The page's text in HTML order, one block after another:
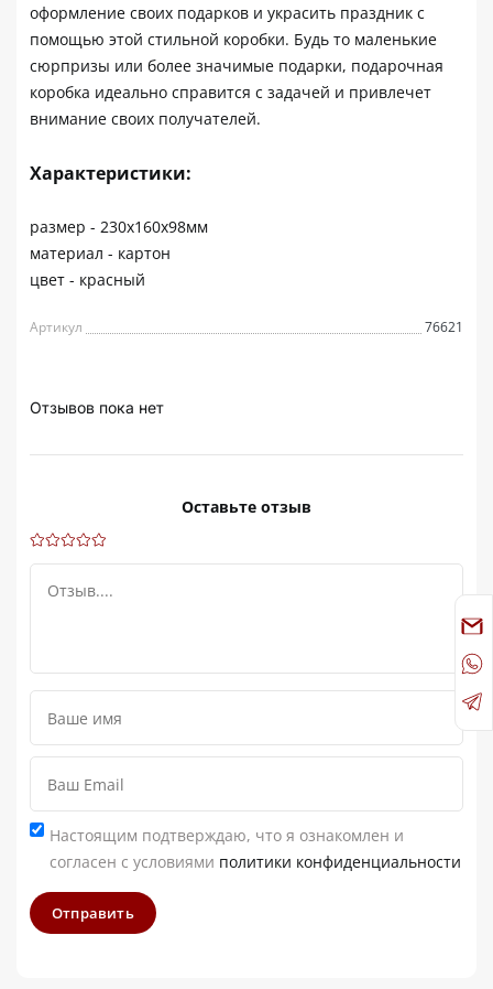
оформление своих подарков и украсить праздник с
помощью этой стильной коробки. Будь то маленькие
сюрпризы или более значимые подарки, подарочная
коробка идеально справится с задачей и привлечет
внимание своих получателей.
Характеристики:
размер - 230х160х98мм
материал - картон
цвет - красный
Артикул 76621
Отзывов пока нет
Оставьте отзыв
Настоящим подтверждаю, что я ознакомлен и
согласен с условиями политики конфиденциальности
Отправить